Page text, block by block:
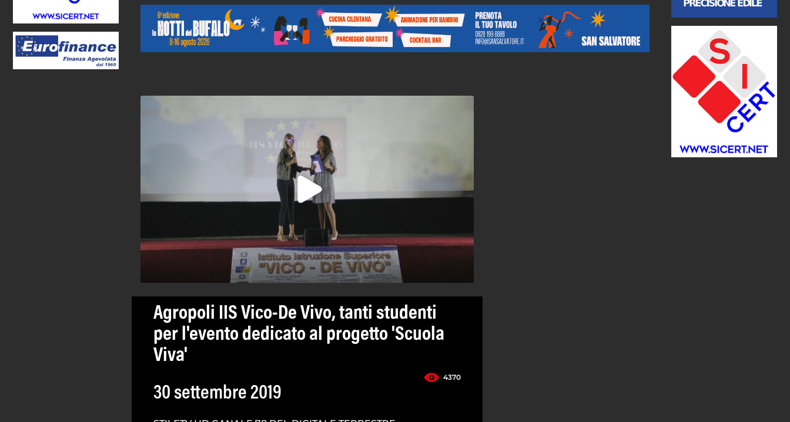
Agropoli IIS Vico-De Vivo, tanti studenti
per l'evento dedicato al progetto 'Scuola
Viva'
4370
30 settembre 2019